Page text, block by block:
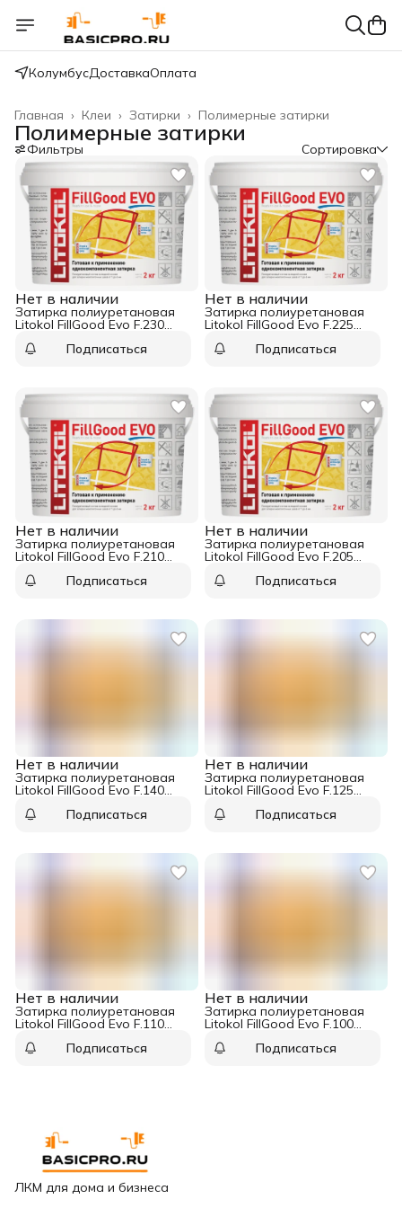
КолумбусДоставкаОплата
Полимерные затирки
Затирки ›
Клеи ›
Главная ›
Полимерные затирки
Фильтры Сортировка
Нет в наличии
Затирка полиуретановая
Litokol FillGood Evo F.230
Подписаться
Нет в наличии
Затирка полиуретановая
Litokol FillGood Evo F.225
Подписаться
Нет в наличии
Затирка полиуретановая
Litokol FillGood Evo F.210
Подписаться
Нет в наличии
Затирка полиуретановая
Litokol FillGood Evo F.205
Подписаться
Нет в наличии
Затирка полиуретановая
Litokol FillGood Evo F.140
Подписаться
Нет в наличии
Затирка полиуретановая
Litokol FillGood Evo F.125
Подписаться
Нет в наличии
Затирка полиуретановая
Litokol FillGood Evo F.110
Подписаться
Нет в наличии
Затирка полиуретановая
Litokol FillGood Evo F.100
Подписаться
ЛКМ для дома и бизнеса